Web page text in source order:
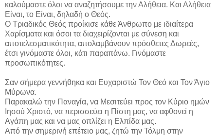
καλούμαστε όλοι να αναζητήσουμε την Αλήθεια. Και Αλήθεια
Είναι, το Είναι, δηλαδή ο Θεός.
Ο Τριαδικός Θεός προίκισε κάθε Άνθρωπο με ιδιαίτερα
Χαρίσματα και όσοι τα διαχειρίζονται με σύνεση και
αποτελεσματικότητα, απολαμβάνουν πρόσθετες Δωρεές,
έτσι γινόμαστε όλοι, κάτι παραπάνω. Γινόμαστε
προσωπικότητες.
Σαν σήμερα γεννήθηκα και Ευχαριστώ Τον Θεό και Τον Άγιο
Μύρωνα.
Παρακαλώ την Παναγία, να Μεσιτεύει προς τον Κύριο ημών
Ιησού Χριστό, να περισσεύει η Πίστη μας, να αφθονεί η
Αγάπη μας και να μας οπλίζει η Ελπίδα μας.
Από την σημερινή επέτειο μας, ζητώ την Τόλμη στην